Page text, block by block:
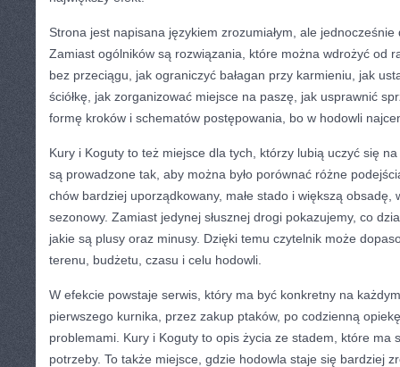
Strona jest napisana językiem zrozumiałym, ale
Zamiast ogólników są rozwiązania, które można wdrożyć od
bez przeciągu, jak ograniczyć bałagan przy karmieniu, jak
ściółkę, jak zorganizować miejsce na paszę, jak usprawnić
formę kroków i schematów postępowania, bo w hodowli
Kury i Koguty to też miejsce dla tych, którzy lubią uczyć się
są prowadzone tak, aby można było porównać różne
chów bardziej uporządkowany, małe stado i większą obsadę,
sezonowy. Zamiast jedynej słusznej drogi pokazujemy, co
jakie są plusy oraz minusy. Dzięki temu czytelnik może
terenu, budżetu, czasu i celu hodowli.
W efekcie powstaje serwis, który ma być konkretny na
pierwszego kurnika, przez zakup ptaków, po codzienną
problemami. Kury i Koguty to opis życia ze stadem, które ma
potrzeby. To także miejsce, gdzie hodowla staje się bardziej